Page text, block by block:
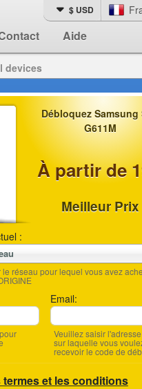
Aide
$ USD
devices
Débloquez Samsung
G611M
À partir de
Meilleur Prix
:
réseau pour lequel vous avez
Email:
Veuillez saisir
sur laquelle vous
recevoir le code de
termes et les conditions